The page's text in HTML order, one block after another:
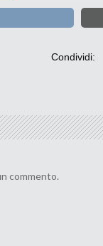
Condividi:
commento.